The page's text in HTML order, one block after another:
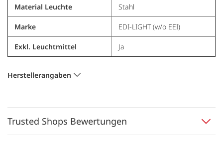
Material Leuchte Stahl
Marke EDI-LIGHT (w/o EEI)
Exkl. Leuchtmittel Ja
Herstellerangaben
Trusted Shops Bewertungen